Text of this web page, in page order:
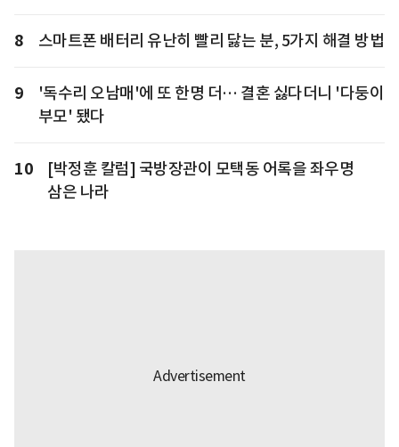
8 스마트폰 배터리 유난히 빨리 닳는 분, 5가지 해결 방법
9
'독수리 오남매'에 또 한명 더… 결혼 싫다더니 '다둥이
부모' 됐다
10
[박정훈 칼럼] 국방장관이 모택동 어록을 좌우명
삼은 나라